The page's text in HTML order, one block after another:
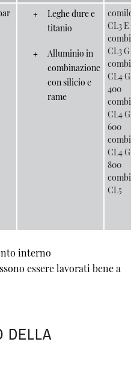
Leghe dure e
titanio
Alluminio in
combinazione
con silicio e
rame
CL3 E
CL3 G
CL4 G-
400
CL4 G-
600
CL4 G-
800
CL5
interno
essere lavorati bene a
DELLA